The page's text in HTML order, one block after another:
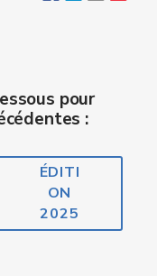
pour
:
ÉDITI
ON
2025